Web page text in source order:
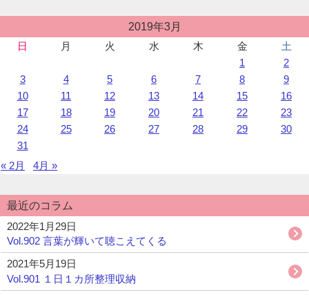
用
ま
す。
ら
せ：
稿
2019年3月
日
月 火 水 木 金
土
1
2
3
4 5 6 7 8
9
10
11 12 13 14 15
16
17
18 19 20 21 22
23
24
25 26 27 28 29
30
31
« 2月
4月 »
最近のコラム
2022年1月29日
Vol.902 言葉が輝いて聴こえてくる
2021年5月19日
Vol.901 １日１カ所整理収納